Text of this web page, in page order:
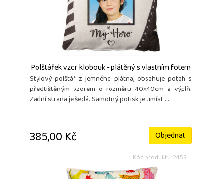
Polštářek vzor klobouk - plátěný s vlastním fotem
Stylový polštář z jemného plátna, obsahuje potah s
předtištěným vzorem o rozměru 40x40cm a výplň.
Zadní strana je šedá. Samotný potisk je umíst ...
385,00 Kč Objednat
Kód produktu: 2458